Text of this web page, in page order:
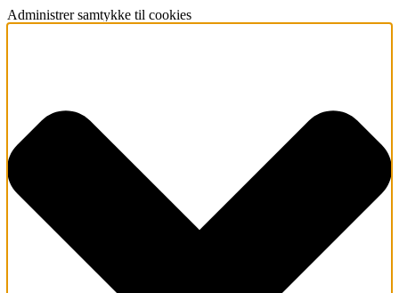
Administrer samtykke til cookies